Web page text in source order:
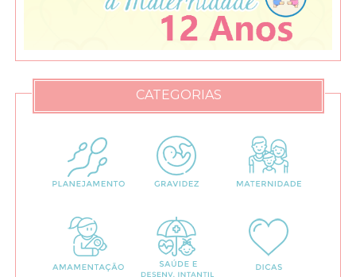
CATEGORIAS